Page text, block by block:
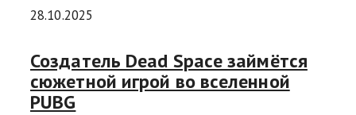
28.10.2025
Создатель Dead Space займётся
сюжетной игрой во вселенной
PUBG